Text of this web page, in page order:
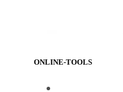
ONLINE-TOOLS